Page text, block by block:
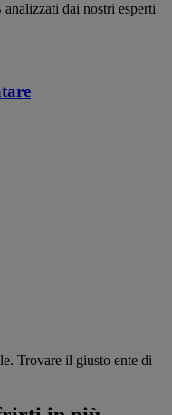
dai nostri esperti
Trovare il giusto ente di